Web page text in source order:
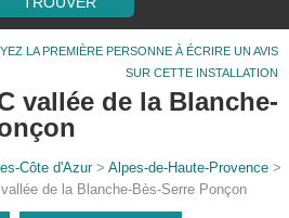
LA PREMIÈRE PERSONNE À ÉCRIRE UN AVIS
SUR CETTE INSTALLATION
vallée de la Blanche-
Côte d'Azur>Alpes-de-Haute-Provence >
de la Blanche-Bès-Serre Ponçon